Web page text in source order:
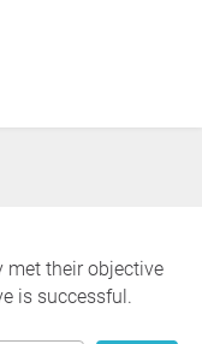
met their objective
is successful.